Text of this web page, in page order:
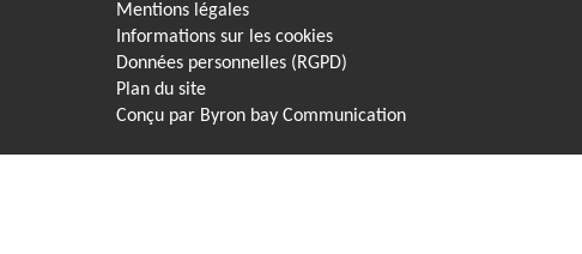
Mentions légales
Informations sur les cookies
Données personnelles (RGPD)
Plan du site
Conçu par Byron bay Communication